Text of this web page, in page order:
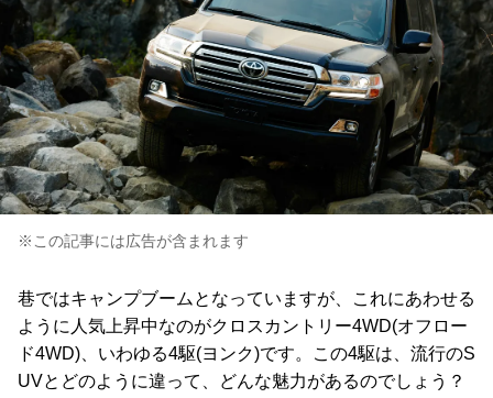
※この記事には広告が含まれます
巷ではキャンプブームとなっていますが、これにあわせる
ように人気上昇中なのがクロスカントリー4WD(オフロー
ド4WD)、いわゆる4駆(ヨンク)です。この4駆は、流行のS
UVとどのように違って、どんな魅力があるのでしょう？